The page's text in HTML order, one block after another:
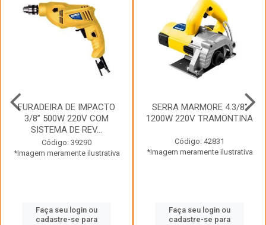
FURADEIRA DE IMPACTO
3/8” 500W 220V COM
SISTEMA DE REV...
Código: 39290
*Imagem meramente ilustrativa
Faça seu login ou
cadastre-se para
SERRA MARMORE 4.3/8”
1200W 220V TRAMONTINA
Código: 42831
*Imagem meramente ilustrativa
Faça seu login ou
cadastre-se para